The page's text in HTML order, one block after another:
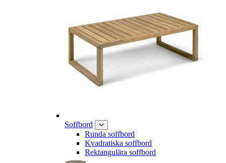
Soffbord
Runda soffbord
Kvadratiska soffbord
Rektangulära soffbord